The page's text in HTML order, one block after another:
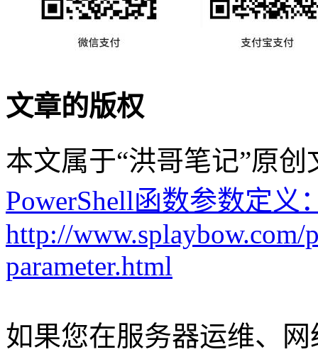
文章的版权
本文属于“洪哥笔记”原
PowerShell函数参数定义
http://
parameter.html
如果您在服务器运维、